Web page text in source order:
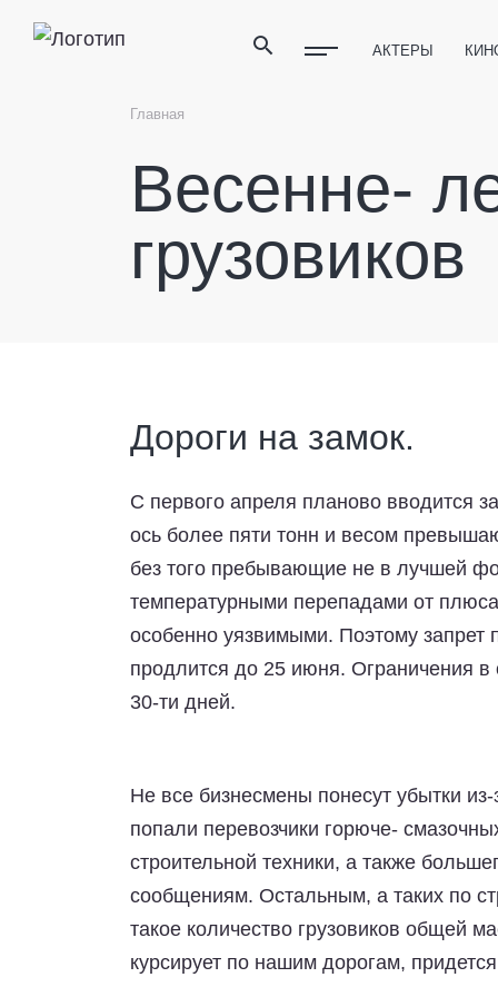
АКТЕРЫ
Главная
Весенне-
грузовиков
Дороги на замок.
С первого апреля планово вводится
ось более пяти тонн и весом
без того пребывающие не в лучшей
температурными перепадами от
особенно уязвимыми. Поэтому запрет
продлится до 25 июня. Ограничения
30-ти дней.
Не все бизнесмены понесут убытки
попали перевозчики горюче-
строительной техники, а также
сообщениям. Остальным, а таких по
такое количество грузовиков общей
курсирует по нашим дорогам,